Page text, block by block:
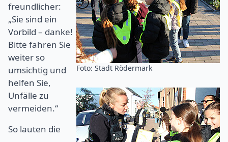
Foto: Stadt Rödermark
freundlicher:
„Sie sind ein
Vorbild – danke!
Bitte fahren Sie
weiter so
umsichtig und
helfen Sie,
Unfälle zu
vermeiden.“
So lauten die